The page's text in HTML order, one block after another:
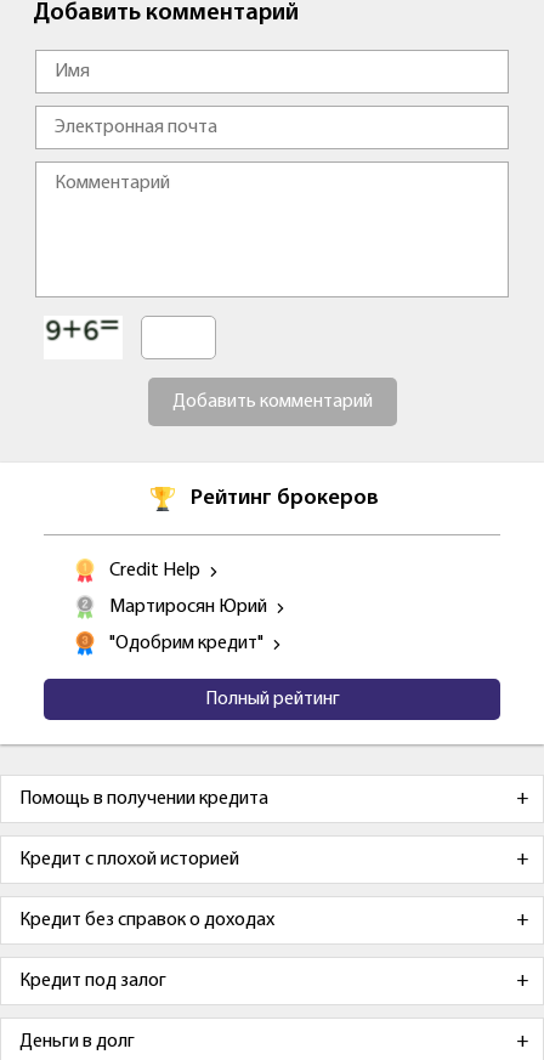
Добавить комментарий
Добавить комментарий
Рейтинг брокеров
Credit Help
Мартиросян Юрий
"Одобрим кредит"
Полный рейтинг
Помощь в получении кредита
Кредит с плохой историей
Кредит без справок о доходах
Кредит под залог
Деньги в долг